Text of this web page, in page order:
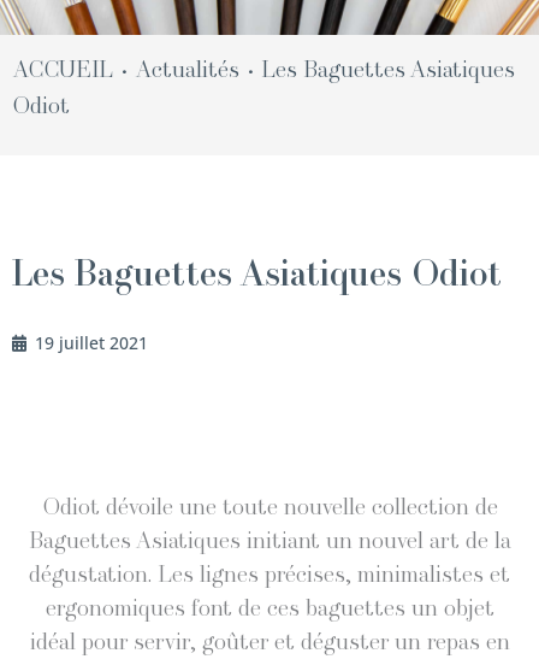
ACCUEIL • Actualités • Les Baguettes Asiatiques
Odiot
Les Baguettes Asiatiques Odiot
19 juillet 2021
Odi­ot dévoile une toute nou­velle col­lec­tion de
Baguettes Asi­a­tiques ini­tiant un nou­v­el art de la
dégus­ta­tion. Les lignes pré­cis­es, min­i­mal­istes et
ergonomiques font de ces baguettes un objet
idéal pour servir, goûter et déguster un repas en